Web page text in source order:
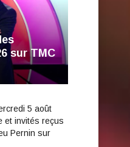
sur TMC
5 août
et invités reçus
Pernin sur